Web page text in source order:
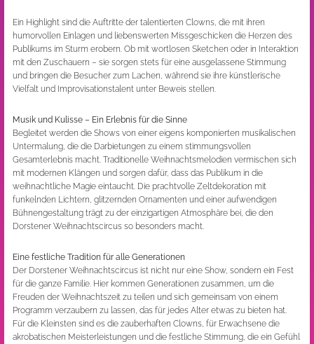
Ein Highlight sind die Auftritte der talentierten Clowns, die mit ihren
humorvollen Einlagen und liebenswerten Missgeschicken die Herzen des
Publikums im Sturm erobern. Ob mit wortlosen Sketchen oder in Interaktion
mit den Zuschauern – sie sorgen stets für eine ausgelassene Stimmung
und bringen die Besucher zum Lachen, während sie ihre künstlerische
Vielfalt und Improvisationstalent unter Beweis stellen.
Musik und Kulisse – Ein Erlebnis für die Sinne
Begleitet werden die Shows von einer eigens komponierten musikalischen
Untermalung, die die Darbietungen zu einem stimmungsvollen
Gesamterlebnis macht. Traditionelle Weihnachtsmelodien vermischen sich
mit modernen Klängen und sorgen dafür, dass das Publikum in die
weihnachtliche Magie eintaucht. Die prachtvolle Zeltdekoration mit
funkelnden Lichtern, glitzernden Ornamenten und einer aufwendigen
Bühnengestaltung trägt zu der einzigartigen Atmosphäre bei, die den
Dorstener Weihnachtscircus so besonders macht.
Eine festliche Tradition für alle Generationen
Der Dorstener Weihnachtscircus ist nicht nur eine Show, sondern ein Fest
für die ganze Familie. Hier kommen Generationen zusammen, um die
Freuden der Weihnachtszeit zu teilen und sich gemeinsam von einem
Programm verzaubern zu lassen, das für jedes Alter etwas zu bieten hat.
Für die Kleinsten sind es die zauberhaften Clowns, für Erwachsene die
akrobatischen Meisterleistungen und die festliche Stimmung, die ein Gefühl